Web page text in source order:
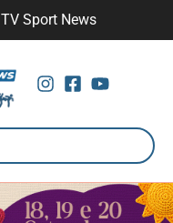
TV Sport News